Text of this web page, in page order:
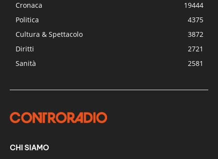
Cronaca
19444
Politica
4375
Cultura & Spettacolo
3872
Diritti
2721
Sanità
2581
CHI SIAMO